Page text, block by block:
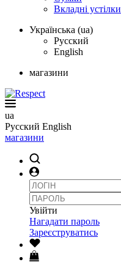
Вкладні устілки
Українська (ua)
Русский
English
магазини
ua
Русский English
магазини
Увійти
Нагадати пароль
Зареєструватись